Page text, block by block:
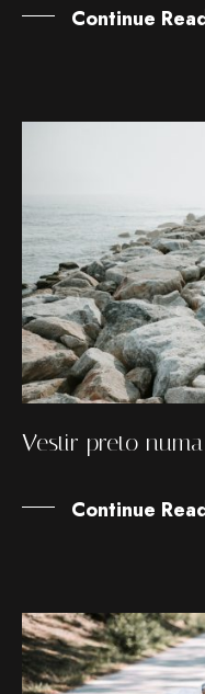
Continue
Vestir preto
Continue